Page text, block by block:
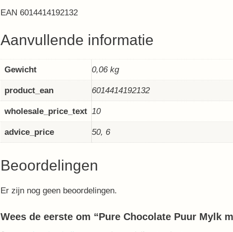
EAN 6014414192132
Aanvullende informatie
Gewicht 0,06 kg
product_ean 6014414192132
wholesale_price_text 10
advice_price 50, 6
Beoordelingen
Er zijn nog geen beoordelingen.
Wees de eerste om “Pure Chocolate Puur Mylk